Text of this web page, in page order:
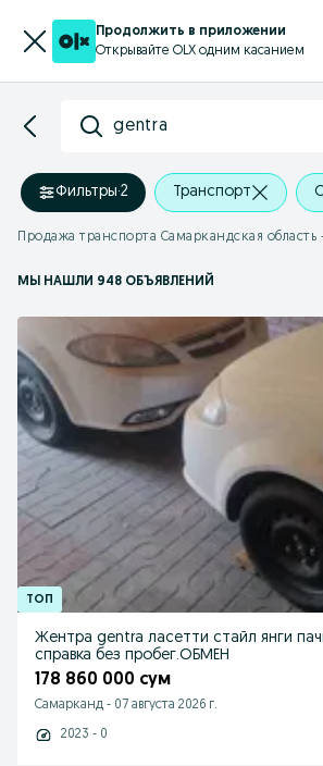
Продолжить в приложении
Открывайте OLX одним касанием
gentra
Фильтры·2 Транспорт
МЫ НАШЛИ 948 ОБЪЯВЛЕНИЙ
Жентра gentra ласетти стайл янги пачка счёт
справка без пробег.ОБМЕН
178 860 000 сум
Самарканд - 07 августа 2026 г.
2023 - 0